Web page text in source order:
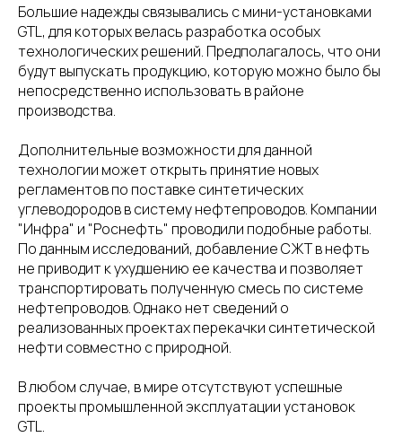
Большие надежды связывались с мини-установками
GTL, для которых велась разработка особых
технологических решений. Предполагалось, что они
будут выпускать продукцию, которую можно было бы
непосредственно использовать в районе
производства.
Дополнительные возможности для данной
технологии может открыть принятие новых
регламентов по поставке синтетических
углеводородов в систему нефтепроводов. Компании
"Инфра" и "Роснефть" проводили подобные работы.
По данным исследований, добавление СЖТ в нефть
не приводит к ухудшению ее качества и позволяет
транспортировать полученную смесь по системе
нефтепроводов. Однако нет сведений о
реализованных проектах перекачки синтетической
нефти совместно с природной.
В любом случае, в мире отсутствуют успешные
проекты промышленной эксплуатации установок
GTL.